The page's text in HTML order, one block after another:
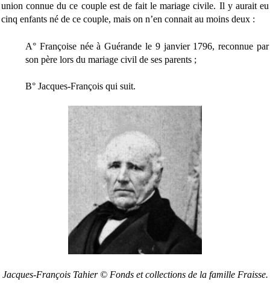
union connue du ce couple est de fait le mariage civile. Il y aurait eu
cinq enfants né de ce couple, mais on n’en connait au moins deux :
A° Françoise née à Guérande le 9 janvier 1796, reconnue par
son père lors du mariage civil de ses parents ;
B° Jacques-François qui suit.
Jacques-François Tahier © Fonds et collections de la famille Fraisse.